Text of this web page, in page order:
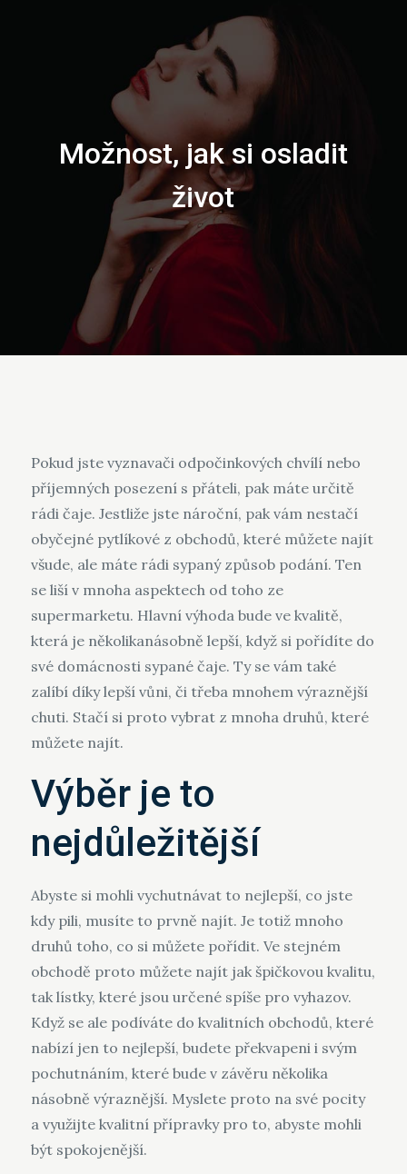
Možnost, jak si osladit
život
Pokud jste vyznavači odpočinkových chvílí nebo
příjemných posezení s přáteli, pak máte určitě
rádi čaje. Jestliže jste nároční, pak vám nestačí
obyčejné pytlíkové z obchodů, které můžete najít
všude, ale máte rádi sypaný způsob podání. Ten
se liší v mnoha aspektech od toho ze
supermarketu. Hlavní výhoda bude ve kvalitě,
která je několikanásobně lepší, když si pořídíte do
své domácnosti sypané čaje. Ty se vám také
zalíbí díky lepší vůni, či třeba mnohem výraznější
chuti. Stačí si proto vybrat z mnoha druhů, které
můžete najít.
Výběr je to
nejdůležitější
Abyste si mohli vychutnávat to nejlepší, co jste
kdy pili, musíte to prvně najít. Je totiž mnoho
druhů toho, co si můžete pořídit. Ve stejném
obchodě proto můžete najít jak špičkovou kvalitu,
tak lístky, které jsou určené spíše pro vyhazov.
Když se ale podíváte do kvalitních obchodů, které
nabízí jen to nejlepší, budete překvapeni i svým
pochutnáním, které bude v závěru několika
násobně výraznější. Myslete proto na své pocity
a využijte kvalitní přípravky pro to, abyste mohli
být spokojenější.